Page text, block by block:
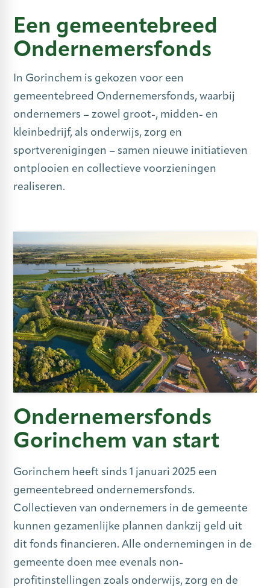
Een gemeentebreed
Ondernemersfonds
In Gorinchem is gekozen voor een
gemeentebreed Ondernemersfonds, waarbij
ondernemers – zowel groot-, midden- en
kleinbedrijf, als onderwijs, zorg en
sportverenigingen – samen nieuwe initiatieven
ontplooien en collectieve voorzieningen
realiseren.
Ondernemersfonds
Gorinchem van start
Gorinchem heeft sinds 1 januari 2025 een
gemeentebreed ondernemersfonds.
Collectieven van ondernemers in de gemeente
kunnen gezamenlijke plannen dankzij geld uit
dit fonds financieren. Alle ondernemingen in de
gemeente doen mee evenals non-
profitinstellingen zoals onderwijs, zorg en de